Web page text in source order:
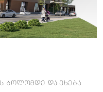
ბოლომდე და ეხება